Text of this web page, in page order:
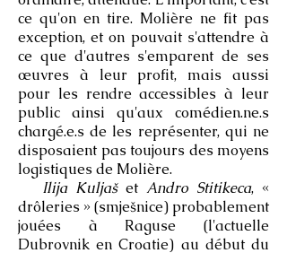
ce qu'on en tire. Molière ne fit pas
exception, et on pouvait s'attendre à
ce que d'autres s'emparent de ses
œuvres à leur profit, mais aussi
pour les rendre accessibles à leur
public ainsi qu'aux comédien.ne.s
chargé.e.s de les représenter, qui ne
disposaient pas toujours des moyens
logistiques de Molière.
Ilija Kuljašet Andro Stitikeca, «
drôleries » (smješnice) probablement
jouées à Raguse (l'actuelle
Dubrovnik en Croatie) au début du